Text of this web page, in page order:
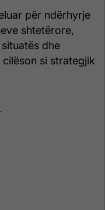
për ndërhyrje
shtetërore,
dhe
si strategjik